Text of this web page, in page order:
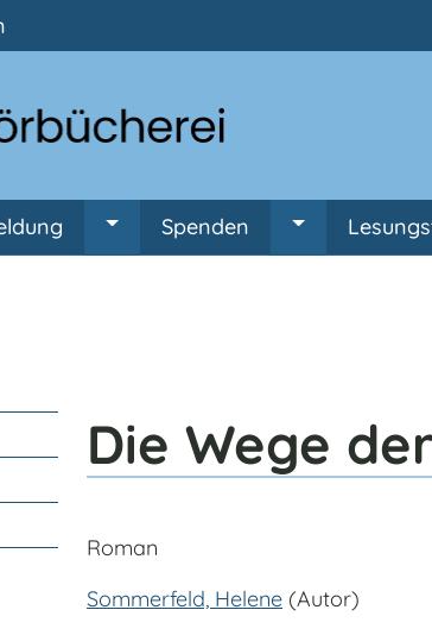
von KatalogUntermenü von Anmeldung
Spenden Untermenü
Die Wege
Roman
Sommerfeld, Helene (Autor)